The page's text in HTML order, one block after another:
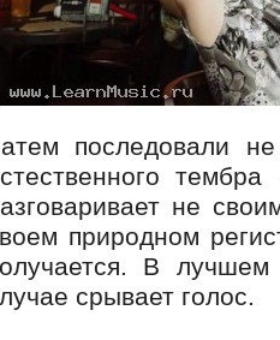
последовали
не
природном
В
срывает голос.